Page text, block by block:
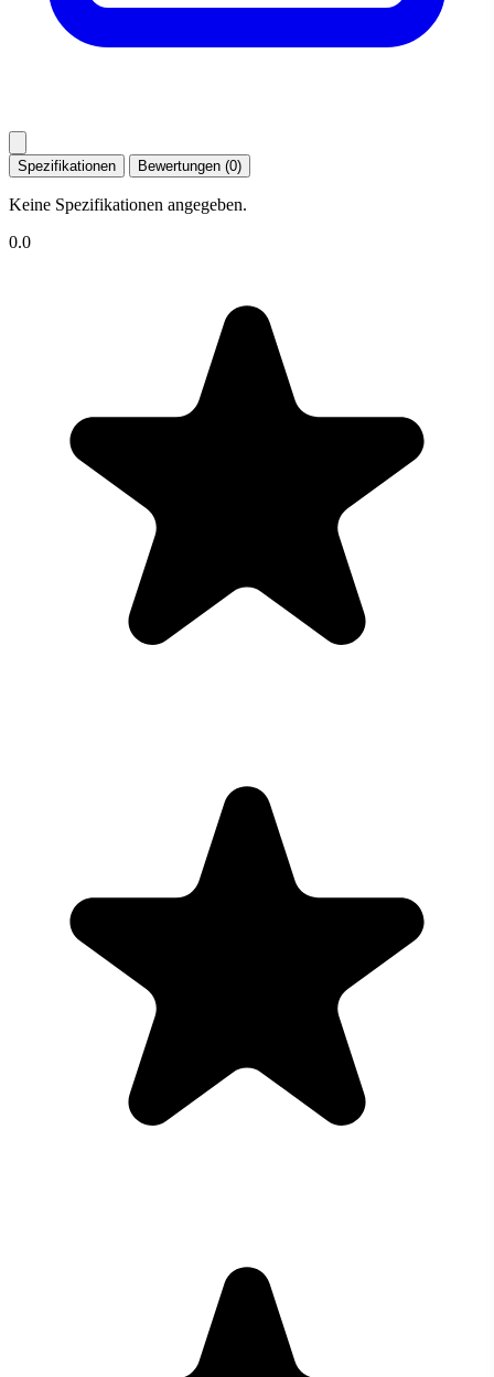
Spezifikationen Bewertungen (0)
Keine Spezifikationen angegeben.
0.0